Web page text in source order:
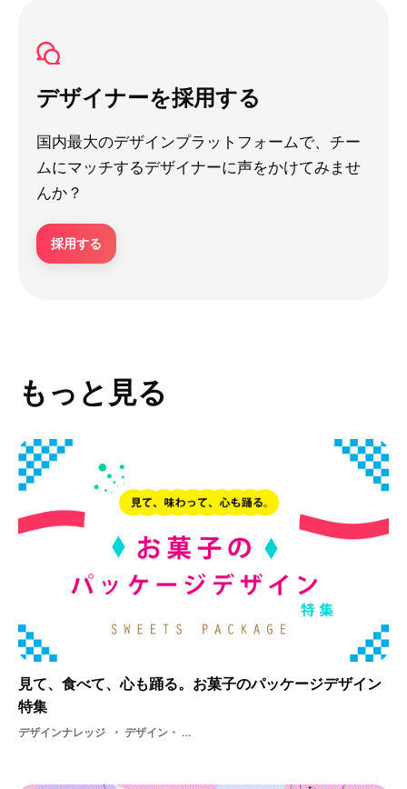
デザイナーを採用する
国内最大のデザインプラットフォームで、チー
ムにマッチするデザイナーに声をかけてみませ
んか？
採用する
もっと見る
見て、食べて、心も踊る。お菓子のパッケージデザイン
特集
デザインナレッジ デザイン・ パッケージデザイン・ DESIGN・ アイデア・ お菓子